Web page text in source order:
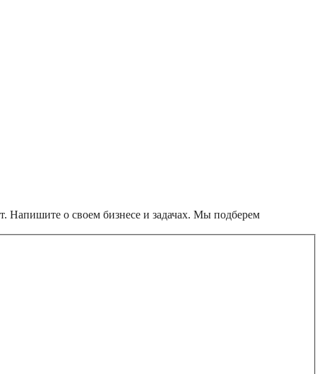
Напишите о своем бизнесе и задачах. Мы подберем